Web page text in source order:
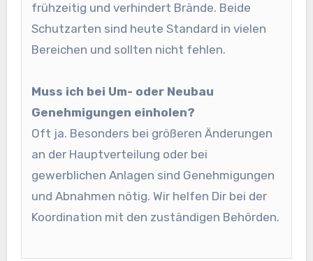
frühzeitig und verhindert Brände. Beide
Schutzarten sind heute Standard in vielen
Bereichen und sollten nicht fehlen.
Muss ich bei Um- oder Neubau
Genehmigungen einholen?
Oft ja. Besonders bei größeren Änderungen
an der Hauptverteilung oder bei
gewerblichen Anlagen sind Genehmigungen
und Abnahmen nötig. Wir helfen Dir bei der
Koordination mit den zuständigen Behörden.